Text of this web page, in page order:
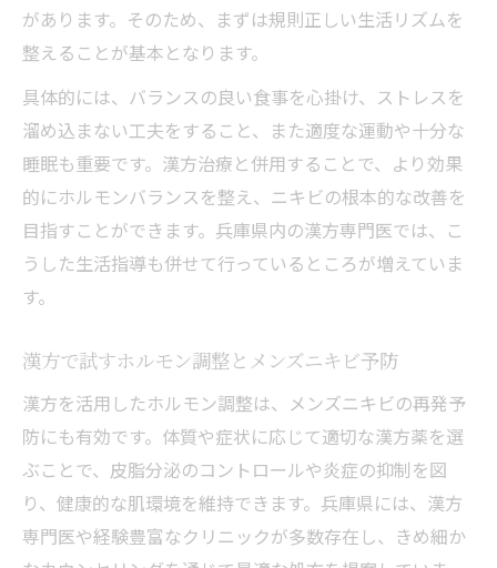
があります。そのため、まずは規則正しい生活リズムを
整えることが基本となります。
具体的には、バランスの良い食事を心掛け、ストレスを
溜め込まない工夫をすること、また適度な運動や十分な
睡眠も重要です。漢方治療と併用することで、より効果
的にホルモンバランスを整え、ニキビの根本的な改善を
目指すことができます。兵庫県内の漢方専門医では、こ
うした生活指導も併せて行っているところが増えていま
す。
漢方で試すホルモン調整とメンズニキビ予防
漢方を活用したホルモン調整は、メンズニキビの再発予
防にも有効です。体質や症状に応じて適切な漢方薬を選
ぶことで、皮脂分泌のコントロールや炎症の抑制を図
り、健康的な肌環境を維持できます。兵庫県には、漢方
専門医や経験豊富なクリニックが多数存在し、きめ細か